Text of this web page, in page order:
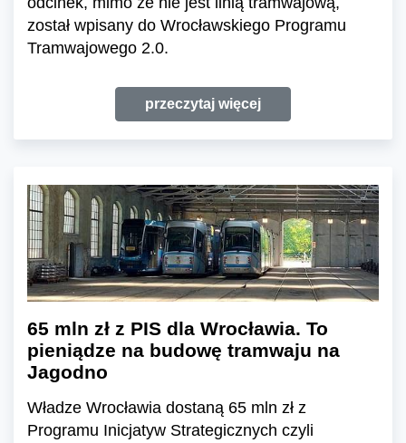
został wpisany do Wrocławskiego Programu
Tramwajowego 2.0.
przeczytaj więcej
65 mln zł z PIS dla Wrocławia. To
pieniądze na budowę tramwaju na
Jagodno
Władze Wrocławia dostaną 65 mln zł z
Programu Inicjatyw Strategicznych czyli